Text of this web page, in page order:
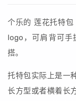
个乐的 莲花托特
logo，可肩背可手
搭。
托特包实际上是一
长方型或者横着长